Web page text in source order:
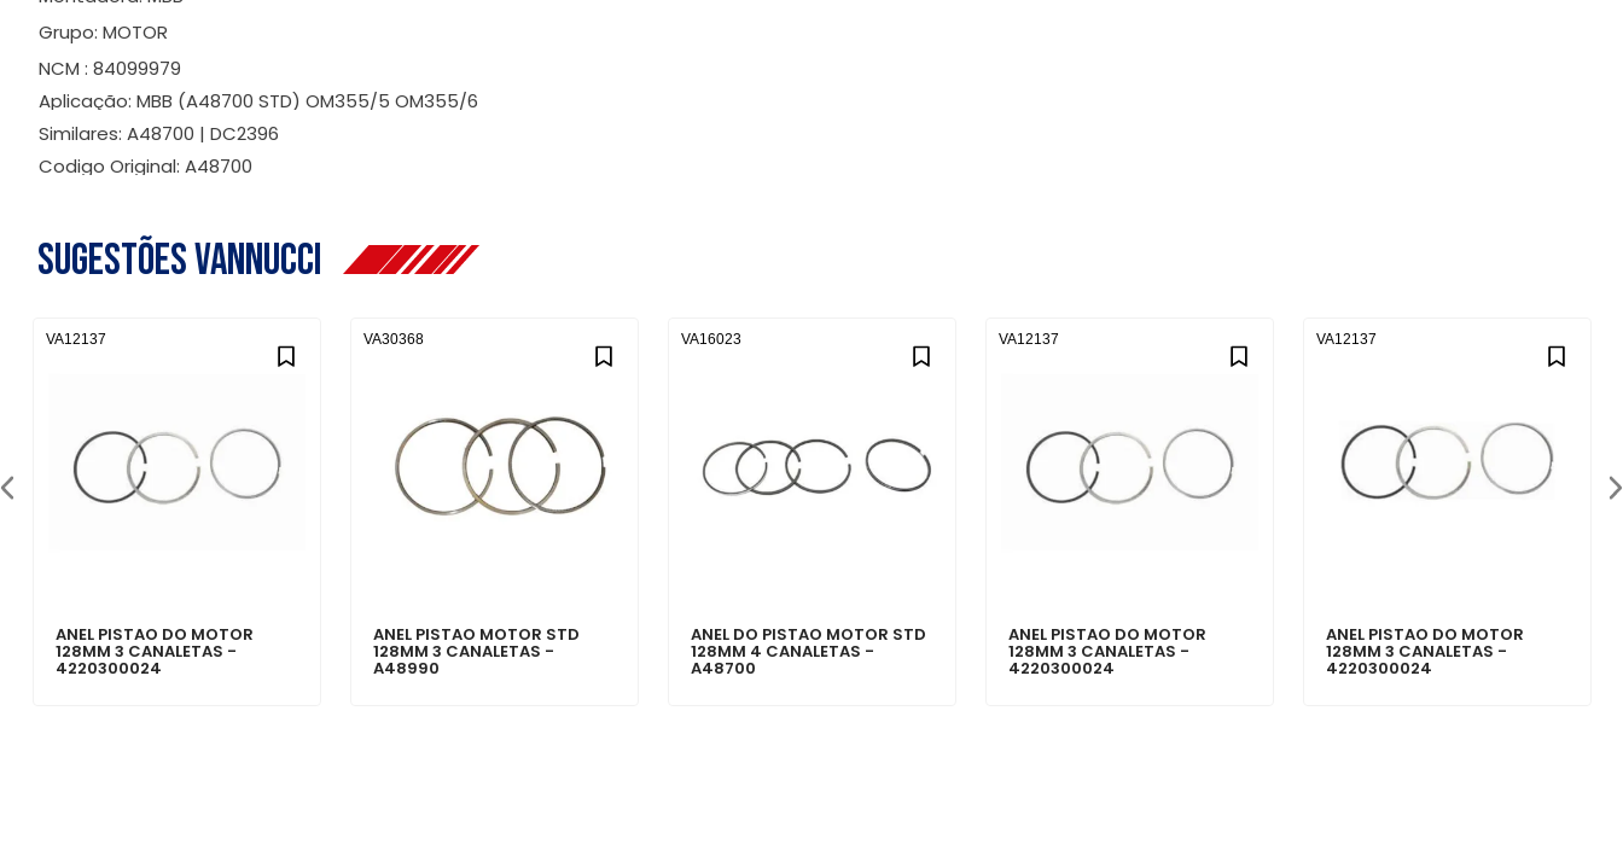
Grupo: MOTOR
NCM : 84099979
Aplicação: MBB (A48700 STD) OM355/5 OM355/6
Similares: A48700 | DC2396
Codigo Original: A48700
Sugestões Vannucci
ANEL PISTAO DO MOTOR
128MM 3 CANALETAS -
4220300024
VA12137
ANEL PISTAO MOTOR STD
128MM 3 CANALETAS -
A48990
VA30368
ANEL DO PISTAO MOTOR STD
128MM 4 CANALETAS -
A48700
VA16023
ANEL PISTAO DO MOTOR
128MM 3 CANALETAS -
4220300024
VA12137
ANEL PISTAO DO MOTOR
128MM 3 CANALETAS -
4220300024
VA12137